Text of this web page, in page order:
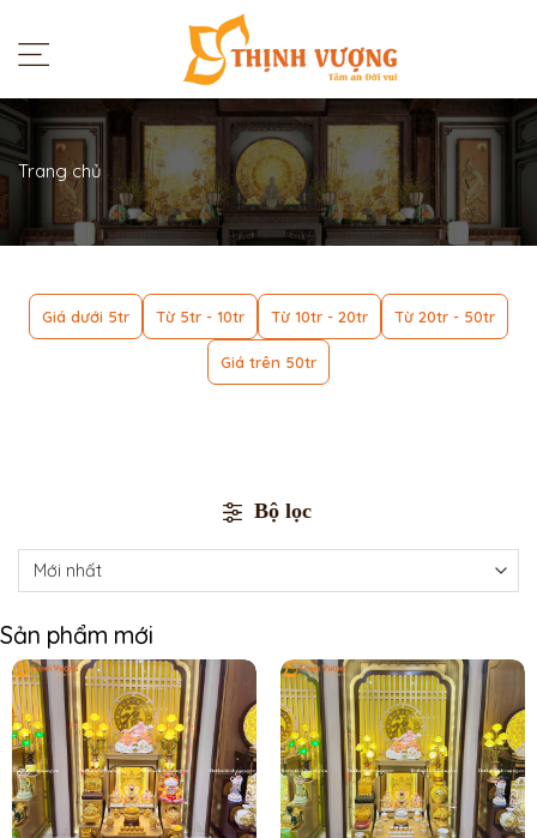
Trang chủ
Giá dưới 5tr Từ 5tr - 10tr Từ 10tr - 20tr Từ 20tr - 50tr
Giá trên 50tr
Bộ lọc
Sản phẩm mới